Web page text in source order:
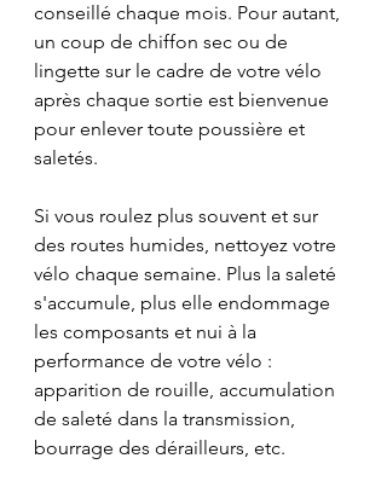
conseillé chaque mois. Pour autant,
un coup de chiffon sec ou de
lingette sur le cadre de votre vélo
après chaque sortie est bienvenue
pour enlever toute poussière et
saletés.
Si vous roulez plus souvent et sur
des routes humides, nettoyez votre
vélo chaque semaine. Plus la saleté
s'accumule, plus elle endommage
les composants et nui à la
performance de votre vélo :
apparition de rouille, accumulation
de saleté dans la transmission,
bourrage des dérailleurs, etc.